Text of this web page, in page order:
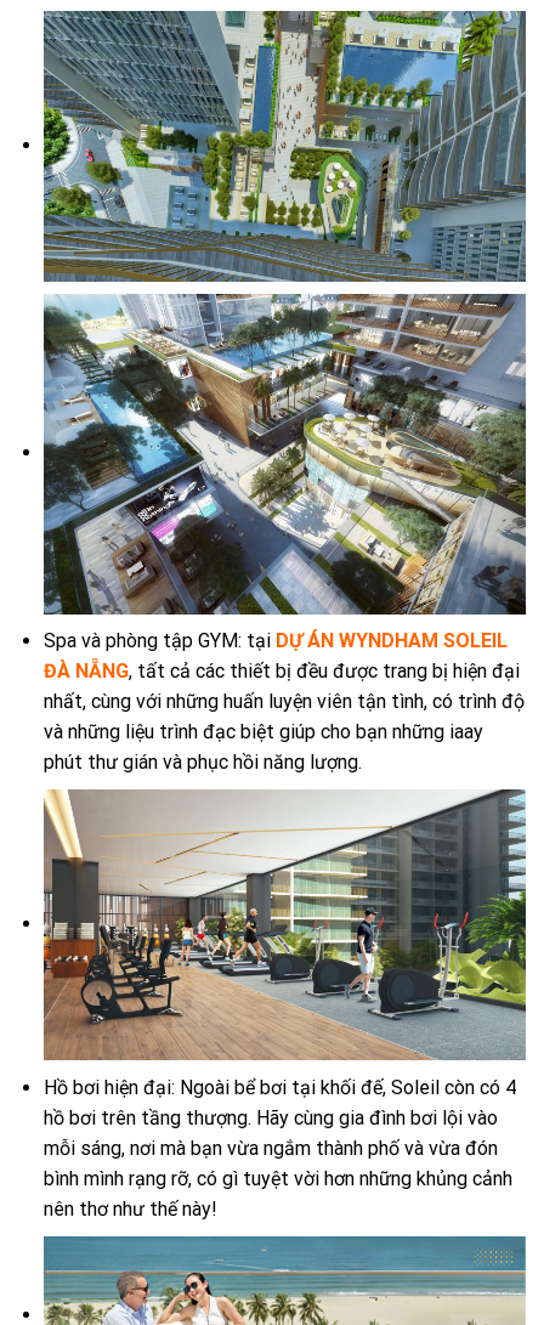
Spa và phòng tập GYM: tại DỰ ÁN WYNDHAM SOLEIL
ĐÀ NẴNG, tất cả các thiết bị đều được trang bị hiện đại
nhất, cùng với những huấn luyện viên tận tình, có trình độ
và những liệu trình đạc biệt giúp cho bạn những iaay
phút thư gián và phục hồi năng lượng.
Hồ bơi hiện đại: Ngoài bể bơi tại khối đế, Soleil còn có 4
hồ bơi trên tầng thượng. Hãy cùng gia đình bơi lội vào
mỗi sáng, nơi mà bạn vừa ngắm thành phố và vừa đón
bình mình rạng rỡ, có gì tuyệt vời hơn những khủng cảnh
nên thơ như thế này!